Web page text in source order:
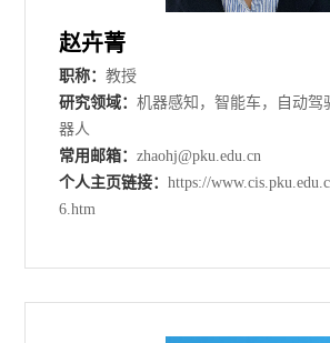
赵卉菁
职称：教授
研究领域：机器感知，智能车，自动驾
器人
常用邮箱：zhaohj@pku.edu.cn
个人主页链接：https://
6.htm